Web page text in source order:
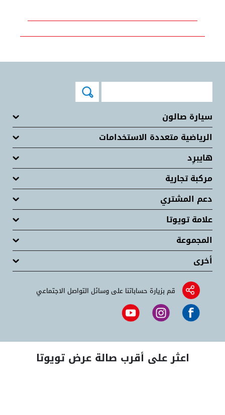
سيارة صالون
الرياضية متعددة الاستخدامات
هايبرِد
مركبة تجارية
دعم المشتري
علامة تويوتا
المجموعة
أخرى
قم بزيارة حساباتنا على وسائل التواصل الاجتماعي
اعثر على أقرب صالة عرض تويوتا